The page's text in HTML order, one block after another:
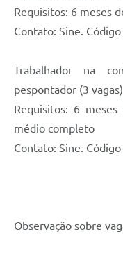
Requisitos: 6 meses
Contato: Sine.
Trabalhador na
pespontador (3 vagas)
Requisitos: 6
médio completo
Contato: Sine.
Observação sobre